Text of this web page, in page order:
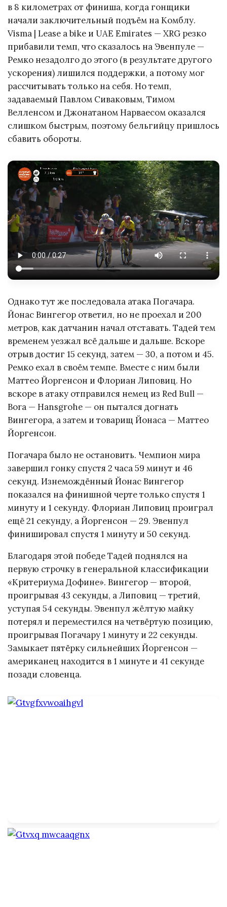
в 8 километрах от финиша, когда гонщики
начали заключительный подъём на Комблу.
Visma | Lease a bike и UAE Emirates — XRG резко
прибавили темп, что сказалось на Эвенпуле —
Ремко незадолго до этого (в результате другого
ускорения) лишился поддержки, а потому мог
рассчитывать только на себя. Но темп,
задаваемый Павлом Сиваковым, Тимом
Велленсом и Джонатаном Нарваесом оказался
слишком быстрым, поэтому бельгийцу пришлось
сбавить обороты.
Однако тут же последовала атака Погачара.
Йонас Вингегор ответил, но не проехал и 200
метров, как датчанин начал отставать. Тадей тем
временем уезжал всё дальше и дальше. Вскоре
отрыв достиг 15 секунд, затем — 30, а потом и 45.
Ремко ехал в своём темпе. Вместе с ним были
Маттео Йоргенсон и Флориан Липовиц. Но
вскоре в атаку отправился немец из Red Bull —
Bora — Hansgrohe — он пытался догнать
Вингегора, а затем и товарищ Йонаса — Маттео
Йоргенсон.
Погачара было не остановить. Чемпион мира
завершил гонку спустя 2 часа 59 минут и 46
секунд. Изнемождённый Йонас Вингегор
показался на финишной черте только спустя 1
минуту и 1 секунду. Флориан Липовиц проиграл
ещё 21 секунду, а Йоргенсон — 29. Эвенпул
финишировал спустя 1 минуту и 50 секунд.
Благодаря этой победе Тадей поднялся на
первую строчку в генеральной классификации
«Критериума Дофине». Вингегор — второй,
проигрывая 43 секунды, а Липовиц — третий,
уступая 54 секунды. Эвенпул жёлтую майку
потерял и переместился на четвёртую позицию,
проигрывая Погачару 1 минуту и 22 секунды.
Замыкает пятёрку сильнейших Йоргенсон —
американец находится в 1 минуте и 41 секунде
позади словенца.